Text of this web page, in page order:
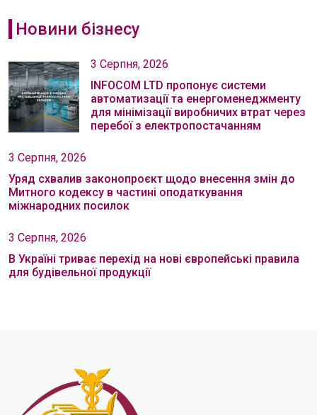
Новини бізнесу
3 Серпня, 2026
INFOCOM LTD пропонує системи
автоматизації та енергоменеджменту
для мінімізації виробничих втрат через
перебої з електропостачанням
3 Серпня, 2026
Уряд схвалив законопроєкт щодо внесення змін до
Митного кодексу в частині оподаткування
міжнародних посилок
3 Серпня, 2026
В Україні триває перехід на нові європейські правила
для будівельної продукції